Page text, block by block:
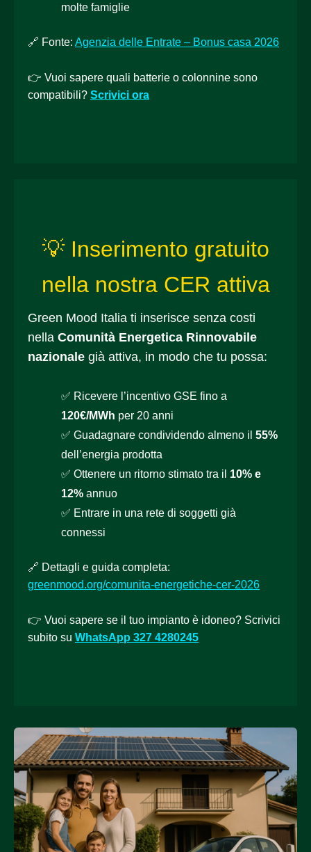
molte famiglie
🔗 Fonte: Agenzia delle Entrate – Bonus casa 2026
👉 Vuoi sapere quali batterie o colonnine sono
compatibili? Scrivici ora
💡 Inserimento gratuito
nella nostra CER attiva
Green Mood Italia ti inserisce senza costi
nella Comunità Energetica Rinnovabile
nazionale già attiva, in modo che tu possa:
✅ Ricevere l’incentivo GSE fino a
120€/MWh per 20 anni
✅ Guadagnare condividendo almeno il55%
dell’energia prodotta
✅ Ottenere un ritorno stimato tra il 10% e
12% annuo
✅ Entrare in una rete di soggetti già
connessi
🔗 Dettagli e guida completa:
greenmood.org/comunita-energetiche-cer-2026
👉 Vuoi sapere se il tuo impianto è idoneo? Scrivici
subito su WhatsApp 327 4280245